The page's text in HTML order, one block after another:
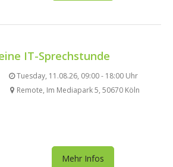
IT-Sprechstunde
Tuesday, 11.08.26, 09:00 - 18:00 Uhr
Remote, Im Mediapark 5, 50670 Köln
Mehr Infos